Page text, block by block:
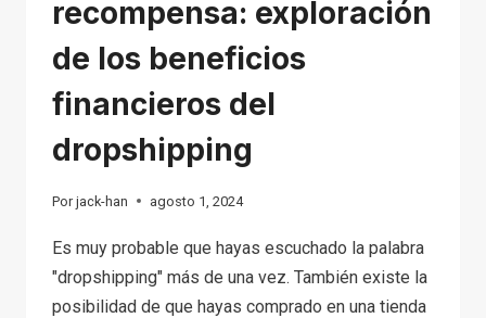
recompensa: exploración
de los beneficios
financieros del
dropshipping
Por jack-han agosto 1, 2024
Es muy probable que hayas escuchado la palabra
"dropshipping" más de una vez. También existe la
posibilidad de que hayas comprado en una tienda